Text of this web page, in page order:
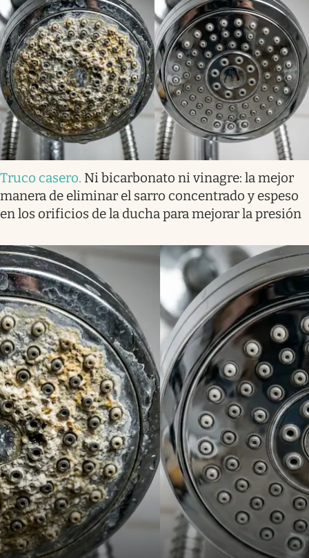
Truco casero. Ni bicarbonato ni vinagre: la mejor
manera de eliminar el sarro concentrado y espeso
en los orificios de la ducha para mejorar la presión